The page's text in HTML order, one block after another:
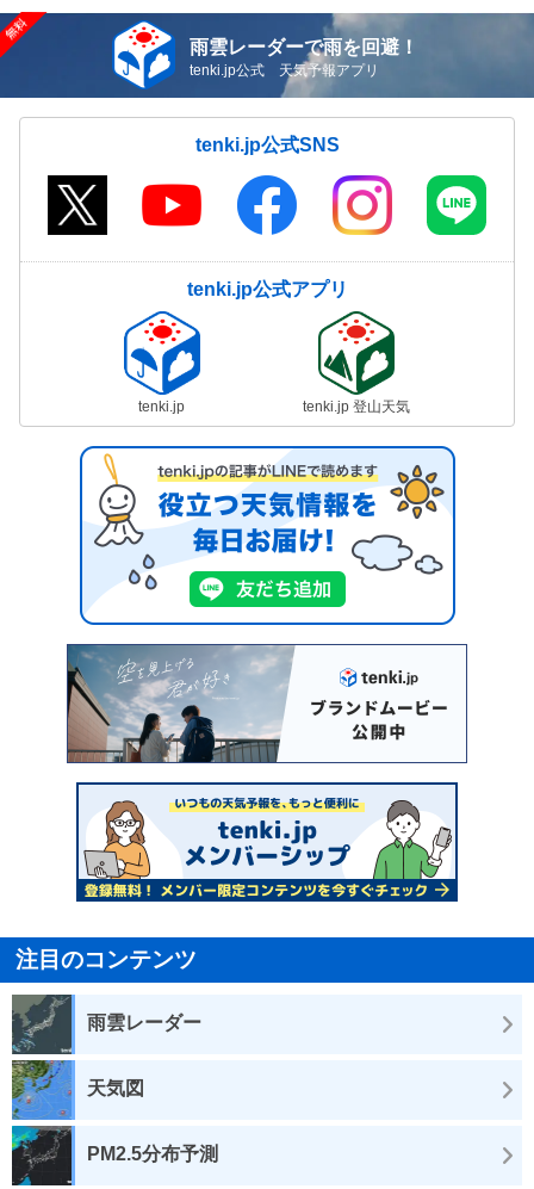
雨雲レーダーで雨を回避！
tenki.jp公式 天気予報アプリ
tenki.jp公式SNS
tenki.jp公式アプリ
tenki.jp tenki.jp 登山天気
注目のコンテンツ
雨雲レーダー
天気図
PM2.5分布予測